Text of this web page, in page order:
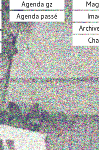
Agenda gz
Agenda passé